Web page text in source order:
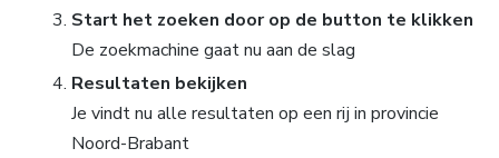
Start het zoeken door op de button te klikken
De zoekmachine gaat nu aan de slag
Resultaten bekijken
Je vindt nu alle resultaten op een rij in provincie
Noord-Brabant